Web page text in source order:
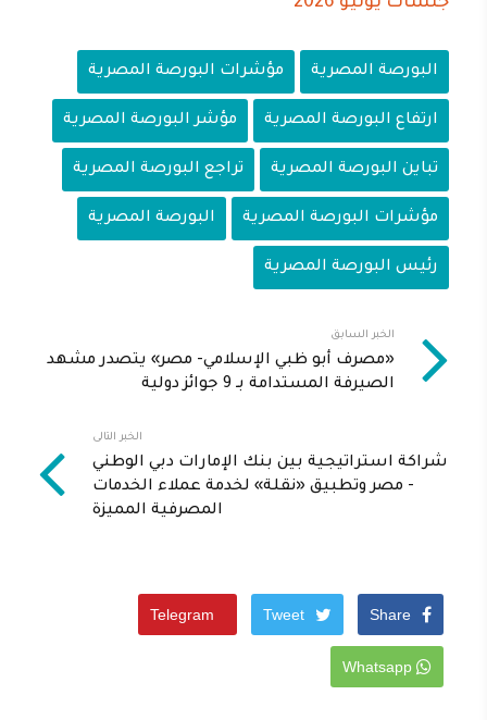
البورصة المصرية مؤشرات البورصة المصرية
ارتفاع البورصة المصرية مؤشر البورصة المصرية
تباين البورصة المصرية تراجع البورصة المصرية
مؤشرات البورصة المصرية البورصة المصرية
رئيس البورصة المصرية
الخبر السابق
«مصرف أبو ظبي الإسلامي- مصر» يتصدر مشهد
الصيرفة المستدامة بـ 9 جوائز دولية
الخبر التالى
شراكة استراتيجية بين بنك الإمارات دبي الوطني
- مصر وتطبيق «نقلة» لخدمة عملاء الخدمات
المصرفية المميزة